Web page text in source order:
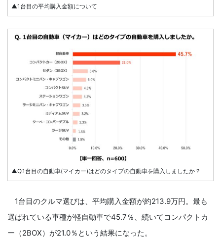
▲1台目の平均購入金額について
▲Q.1台目の自動車(マイカー)はどのタイプの自動車を購入しましたか？
1台目のクルマ選びは、平均購入金額が約213.9万円。最も
選ばれている車種が軽自動車で45.7％、続いてコンパクトカ
ー（2BOX）が21.0％という結果になった。